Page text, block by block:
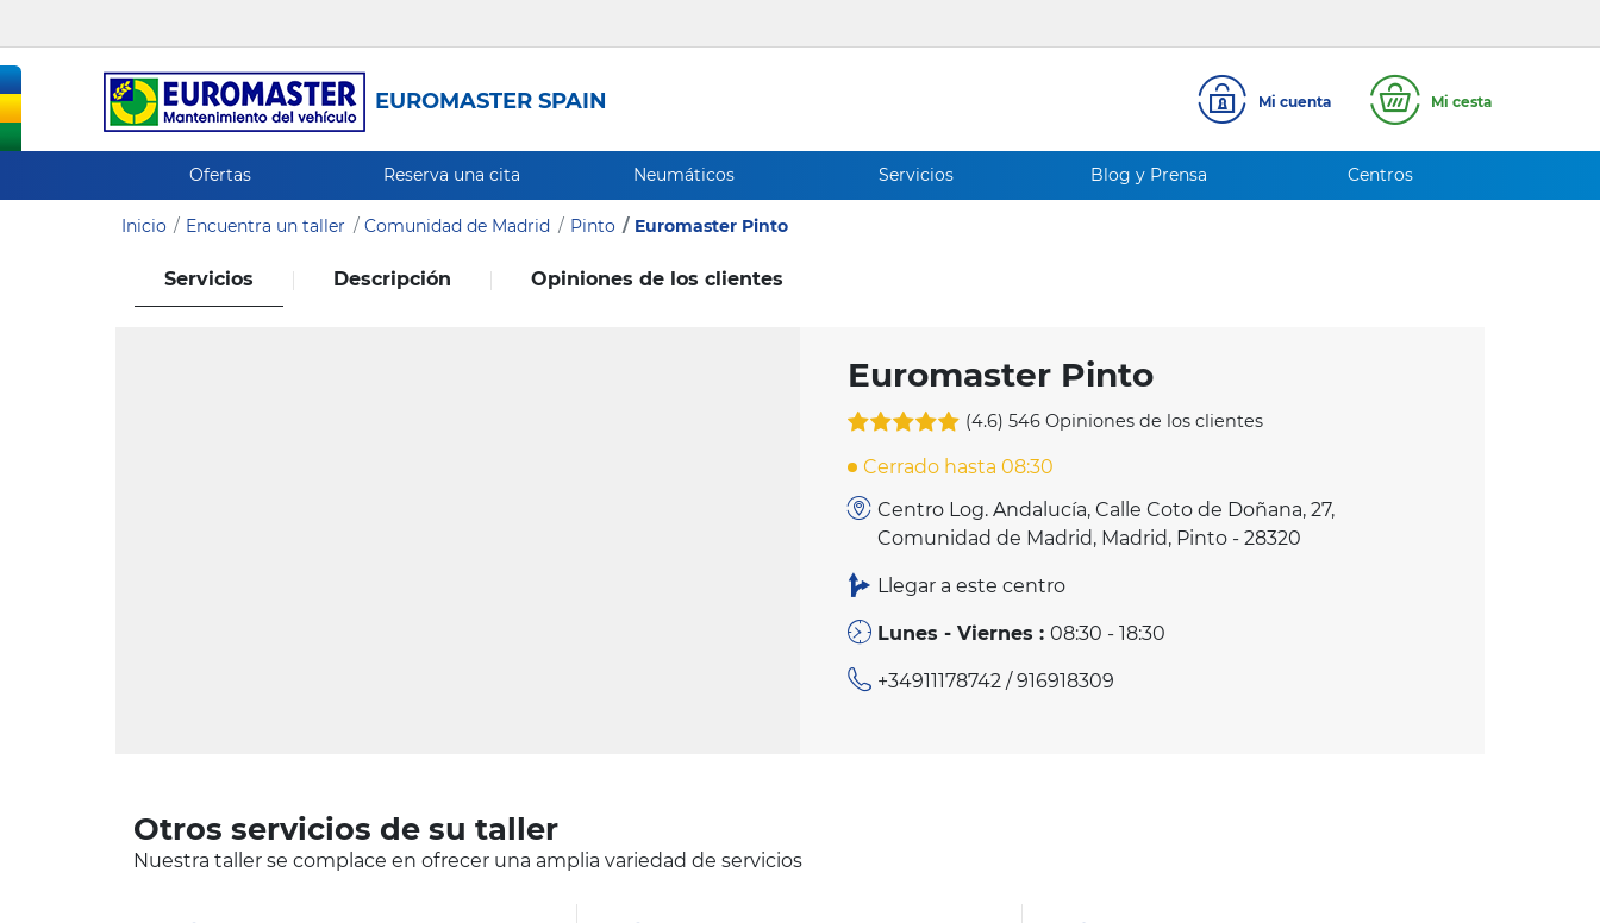
EUROMASTER SPAIN Mi cuenta Mi cesta
Ofertas Reserva una cita Neumáticos Servicios Blog y Prensa Centros
Inicio Encuentra un taller Comunidad de Madrid Pinto Euromaster Pinto
Servicios Descripción Opiniones de los clientes
Euromaster Pinto
(4.6) 546 Opiniones de los clientes
Cerrado hasta 08:30
Centro Log. Andalucía, Calle Coto de Doñana, 27,
Comunidad de Madrid, Madrid, Pinto - 28320
Llegar a este centro
Lunes - Viernes :08:30 - 18:30
+34911178742 / 916918309
Otros servicios de su taller
Nuestra taller se complace en ofrecer una amplia variedad de servicios